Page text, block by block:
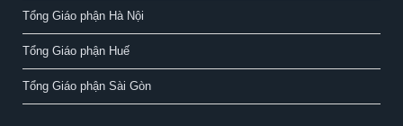
Tổng Giáo phận Hà Nội
Tổng Giáo phận Huế
Tổng Giáo phận Sài Gòn